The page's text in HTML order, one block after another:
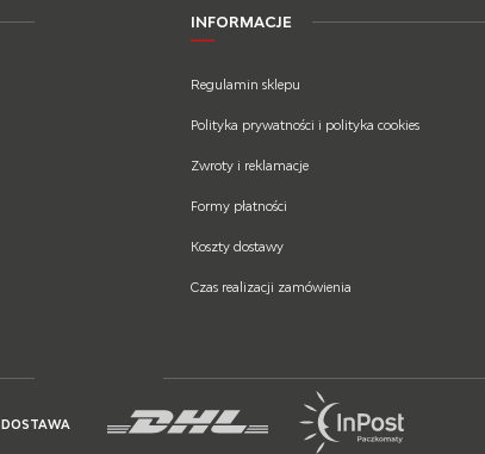
INFORMACJE
Regulamin sklepu
Polityka prywatności i polityka cookies
Zwroty i reklamacje
Formy płatności
Koszty dostawy
Czas realizacji zamówienia
DOSTAWA